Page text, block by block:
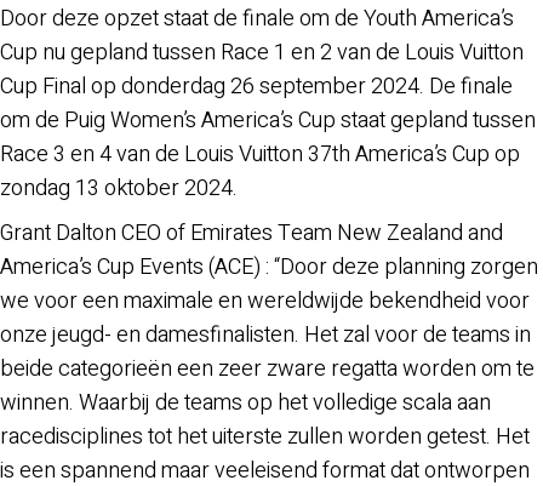
Door deze opzet staat de finale om de Youth America’s
Cup nu gepland tussen Race 1 en 2 van de Louis Vuitton
Cup Final op donderdag 26 september 2024. De finale
om de Puig Women’s America’s Cup staat gepland tussen
Race 3 en 4 van de Louis Vuitton 37th America’s Cup op
zondag 13 oktober 2024.
Grant Dalton CEO of Emirates Team New Zealand and
America’s Cup Events (ACE) : “Door deze planning zorgen
we voor een maximale en wereldwijde bekendheid voor
onze jeugd- en damesfinalisten. Het zal voor de teams in
beide categorieën een zeer zware regatta worden om te
winnen. Waarbij de teams op het volledige scala aan
racedisciplines tot het uiterste zullen worden getest. Het
is een spannend maar veeleisend format dat ontworpen